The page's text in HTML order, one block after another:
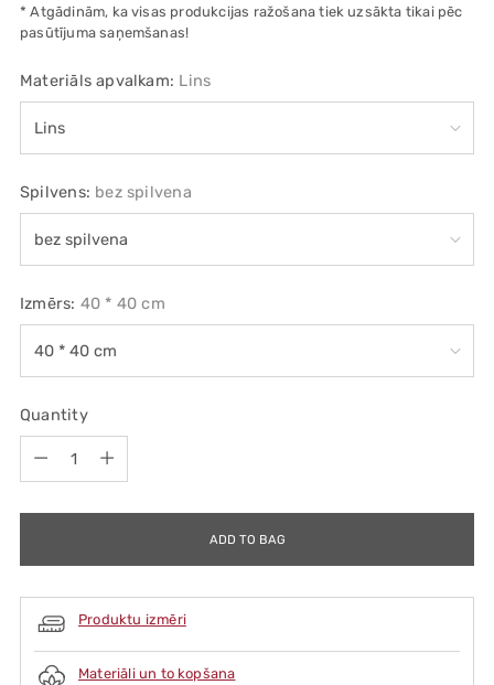
* Atgādinām, ka visas produkcijas ražošana tiek uzsākta tikai pēc
pasūtījuma saņemšanas!
Materiāls apvalkam: Lins
Spilvens: bez spilvena
Izmērs: 40 * 40 cm
Quantity
ADD TO BAG
Produktu izmēri
Materiāli un to kopšana